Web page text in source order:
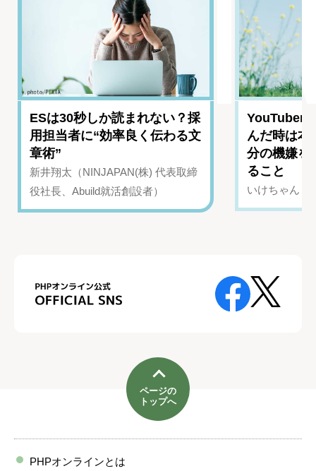
ESは30秒しか読まれない？採
用担当者に“効率良く伝わる文
章術”
新井翔太（NINJAPAN(株) 代表取締
役社長、Abuild就活創設者）
YouTuber
んだ時は
分の機嫌を
ること
いけちゃん（
ページの
トップへ
PHPオンラインとは